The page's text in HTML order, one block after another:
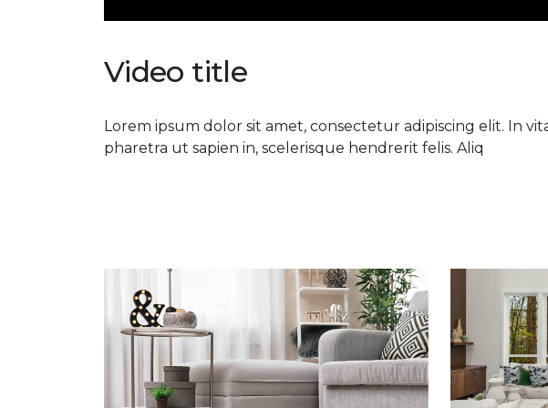
Video title
Lorem ipsum dolor sit amet, consectetur adipiscing elit. In
pharetra ut sapien in, scelerisque hendrerit felis. Aliq